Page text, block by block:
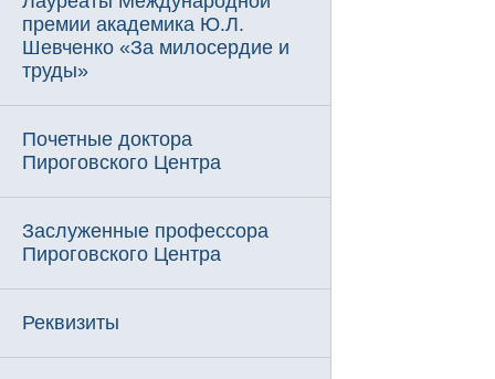
премии академика Ю.Л.
Шевченко «За милосердие и
труды»
Почетные доктора
Пироговского Центра
Заслуженные профессора
Пироговского Центра
Реквизиты